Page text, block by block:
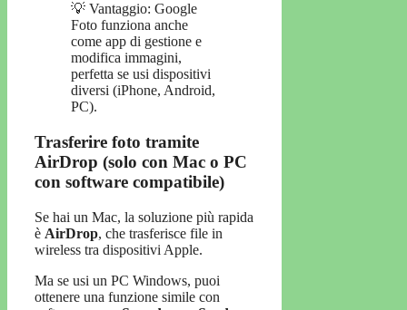
💡 Vantaggio: Google
Foto funziona anche
come app di gestione e
modifica immagini,
perfetta se usi dispositivi
diversi (iPhone, Android,
PC).
Trasferire foto tramite
AirDrop (solo con Mac o PC
con software compatibile)
Se hai un Mac, la soluzione più rapida
è AirDrop, che trasferisce file in
wireless tra dispositivi Apple.
Ma se usi un PC Windows, puoi
ottenere una funzione simile con